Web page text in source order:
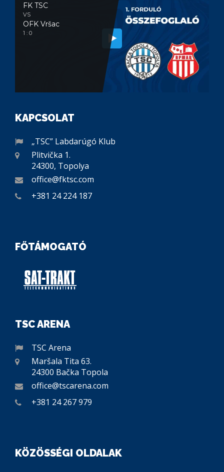
FK TSC
VS
OFK Vršac
1 : 0
KAPCSOLAT
„TSC” Labdarúgó Klub
Plitvička 1.
24300, Topolya
office@fktsc.com
+381 24 224 187
FŐTÁMOGATÓ
TSC ARENA
TSC Arena
Maršala Tita 63.
24300 Bačka Topola
office@tscarena.com
+381 24 267 979
KÖZÖSSÉGI OLDALAK